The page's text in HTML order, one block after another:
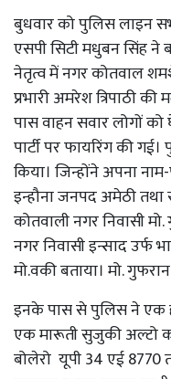
बुधवार को पुलिस लाइन
एसपी सिटी मधुबन सिंह ने
नेतृत्व में नगर कोतवाल
प्रभारी अमरेश
पास वाहन सवार लोगों
पार्टी पर फायरिंग की
किया। जिन्होंने अपना
इन्हौना जनपद अमेठी
कोतवाली नगर निवासी
नगर निवासी इन्साद उर्फ
मो.वकी बताया। मो.
इनके पास से पुलिस ने एक
एक मारूती सुजुकी अल्टो
बोलेरो यूपी 34 एई 8770